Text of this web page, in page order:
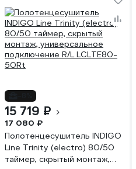
15 719 ₽
17 080 ₽
Полотенцесушитель INDIGO
Line Trinity (electro) 80/50
таймер, скрытый монтаж,